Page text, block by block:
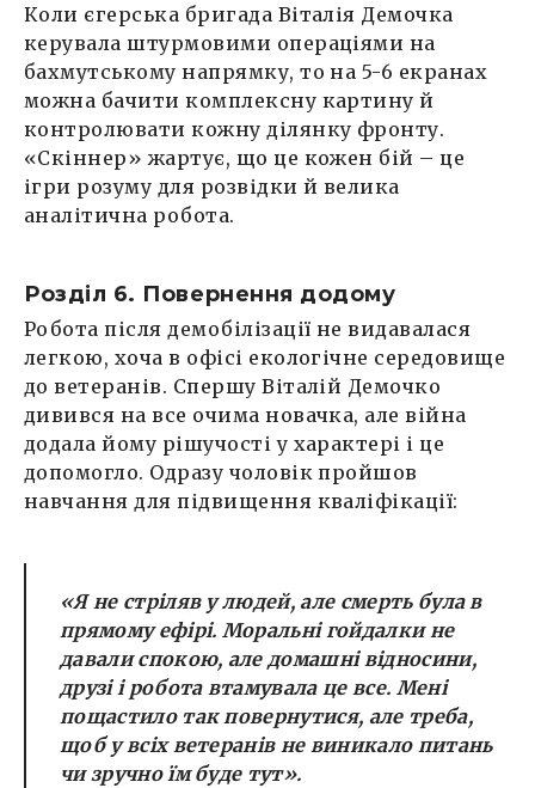
Коли єгерська бригада Віталія Демочка
керувала штурмовими операціями на
бахмутському напрямку, то на 5-6 екранах
можна бачити комплексну картину й
контролювати кожну ділянку фронту.
«Скіннер» жартує, що це кожен бій – це
ігри розуму для розвідки й велика
аналітична робота.
Розділ 6. Повернення додому
Робота після демобілізації не видавалася
легкою, хоча в офісі екологічне середовище
до ветеранів. Спершу Віталій Демочко
дивився на все очима новачка, але війна
додала йому рішучості у характері і це
допомогло. Одразу чоловік пройшов
навчання для підвищення кваліфікації:
«Я не стріляв у людей, але смерть була в
прямому ефірі. Моральні гойдалки не
давали спокою, але домашні відносини,
друзі і робота втамувала це все. Мені
пощастило так повернутися, але треба,
щоб у всіх ветеранів не виникало питань
чи зручно їм буде тут».